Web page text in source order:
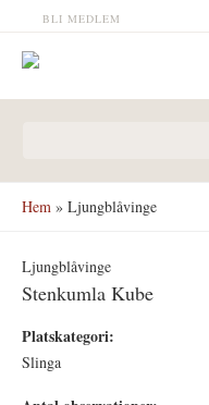
Hoppa till huvudinnehåll
BLI MEDLEM
Hem » Ljungblåvinge
Ljungblåvinge
Stenkumla Kube
Platskategori:
Slinga